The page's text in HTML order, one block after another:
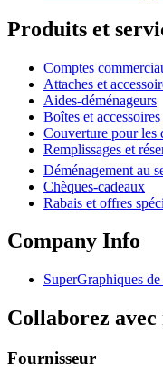
Produits et
Comptes
Attaches et
Aides-déménageurs
Boîtes et
Couverture pour les
Remplissages et
Déménagement au
Chèques-cadeaux
Rabais et offres
Company Info
SuperGraphiques de
Collaborez avec
Fournisseur